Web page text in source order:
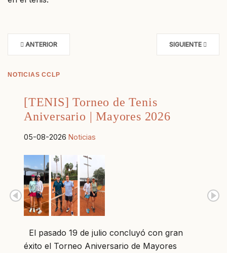
ANTERIOR SIGUIENTE
NOTICIAS CCLP
[TENIS] Torneo de Tenis
Aniversario | Mayores 2026
05-08-2026 Noticias
El pasado 19 de julio concluyó con gran
éxito el Torneo Aniversario de Mayores